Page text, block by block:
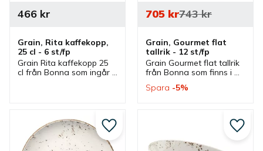
Grain, Rita kaffekopp,
25 cl - 6 st/fp
Grain Rita kaffekopp 25
cl från Bonna som ingår i
466kr
Grain, Gourmet flat
tallrik - 12 st/fp
Grain Gourmet flat tallrik
från Bonna som finns i
en serie där flera delar
705kr743kr
Spara 5%
Lägg till i favoriter Lägg